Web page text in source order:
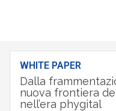
WHITE PAPER
Dalla
nuova frontiera
nell’era phygital